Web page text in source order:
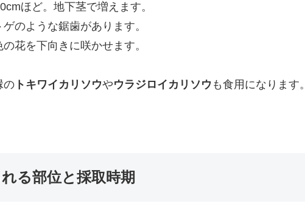
ほど。地下茎で増えます。
のような鋸歯があります。
花を下向きに咲かせます。
の トキワイカリソウやウラジロイカリソウ も食用になります。
る部位と採取時期